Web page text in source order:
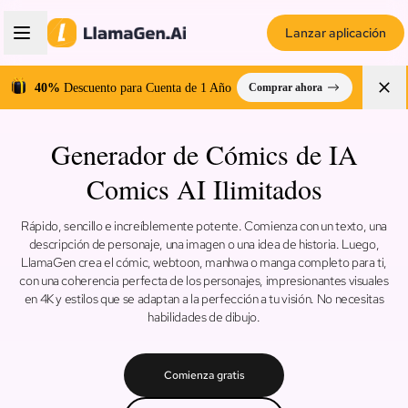
Lanzar aplicación
40% Descuento para Cuenta de 1 Año Comprar ahora
Generador de Cómics de IA
Comics AI Ilimitados
Rápido, sencillo e increíblemente potente. Comienza con un texto, una
descripción de personaje, una imagen o una idea de historia. Luego,
LlamaGen crea el cómic, webtoon, manhwa o manga completo para ti,
con una coherencia perfecta de los personajes, impresionantes visuales
en 4K y estilos que se adaptan a la perfección a tu visión. No necesitas
habilidades de dibujo.
Comienza gratis